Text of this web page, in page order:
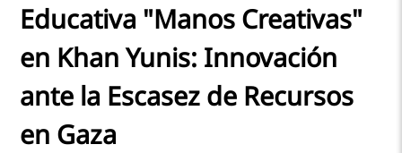
Educativa "Manos Creativas"
en Khan Yunis: Innovación
ante la Escasez de Recursos
en Gaza